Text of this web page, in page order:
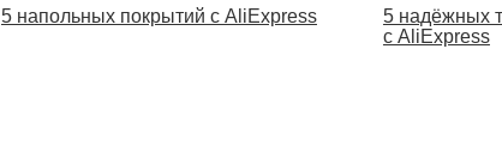
5 напольных покрытий с AliExpress
5 надёжных
с AliExpress